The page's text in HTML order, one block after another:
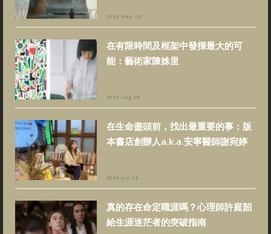
2024 May 13
在有限時間及框架中發揮最大的可
能：藝術家陳姝里
2023 Aug 08
在生命盡頭前，找出最重要的事：版
本書店創辦人a.k.a.安寧醫師謝宛婷
2024 Jun 14
真的存在命定職涯嗎？心理師許庭韶
給生涯迷茫者的突破指南